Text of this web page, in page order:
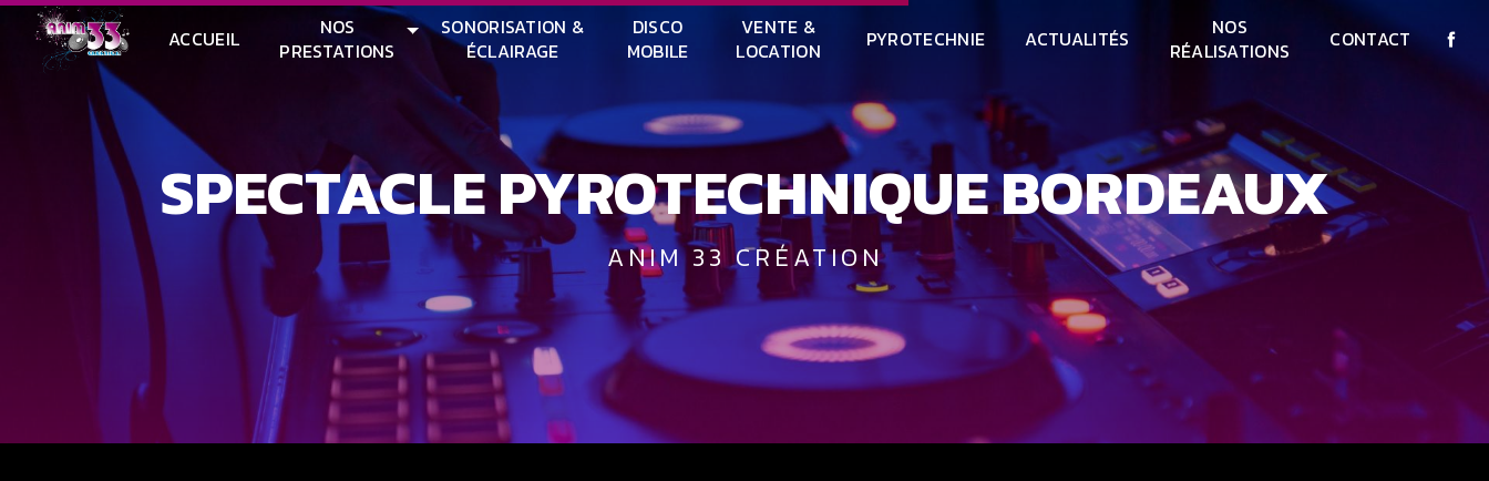
ACCUEIL
NOS
PRESTATIONS
SONORISATION &
ÉCLAIRAGE
DISCO
MOBILE
VENTE &
LOCATION
PYROTECHNIE ACTUALITÉS
NOS
RÉALISATIONS
CONTACT
SPECTACLE PYROTECHNIQUE BORDEAUX
ANIM 33 CRÉATION
Panneau de gestion des cookies